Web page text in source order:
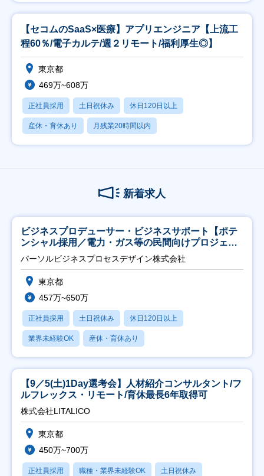
【セコムのSaaS×医療】アプリエンジニア【上流工
程60％/電子カルテ/週２リモート/福利厚生◎】
東京都
469万~608万
正社員採用 土日祝休み 休日120日以上
産休・育休あり 月残業20時間以内
新着求人
ビジネスプロデューサー・ビジネスサポート【ポテ
ンシャル採用／電力・ガス等の民間向けプロジェク
ト推進】
パーソルビジネスプロセスデザイン株式会社
東京都
457万~650万
正社員採用 土日祝休み 休日120日以上
業界未経験OK 産休・育休あり
【9／5(土)1Day選考会】人材紹介コンサルタント/フ
ルフレックス・リモート/育休最長6年取得可
株式会社LITALICO
東京都
450万~700万
正社員採用 職種・業界未経験OK 土日祝休み